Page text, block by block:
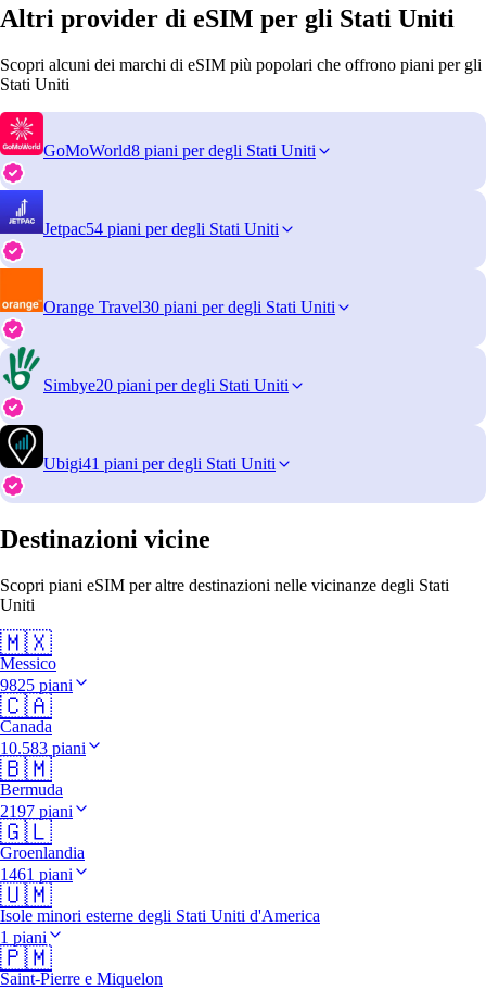
Altri provider di eSIM per gli Stati Uniti
Scopri alcuni dei marchi di eSIM più popolari che offrono piani per gli
Stati Uniti
GoMoWorld8 piani per degli Stati Uniti
Jetpac54 piani per degli Stati Uniti
Orange Travel30 piani per degli Stati Uniti
Simbye20 piani per degli Stati Uniti
Ubigi41 piani per degli Stati Uniti
Destinazioni vicine
Scopri piani eSIM per altre destinazioni nelle vicinanze degli Stati
Uniti
🇲🇽
Messico
9825 piani
🇨🇦
Canada
10.583 piani
🇧🇲
Bermuda
2197 piani
🇬🇱
Groenlandia
1461 piani
🇺🇲
Isole minori esterne degli Stati Uniti d'America
1 piani
🇵🇲
Saint-Pierre e Miquelon